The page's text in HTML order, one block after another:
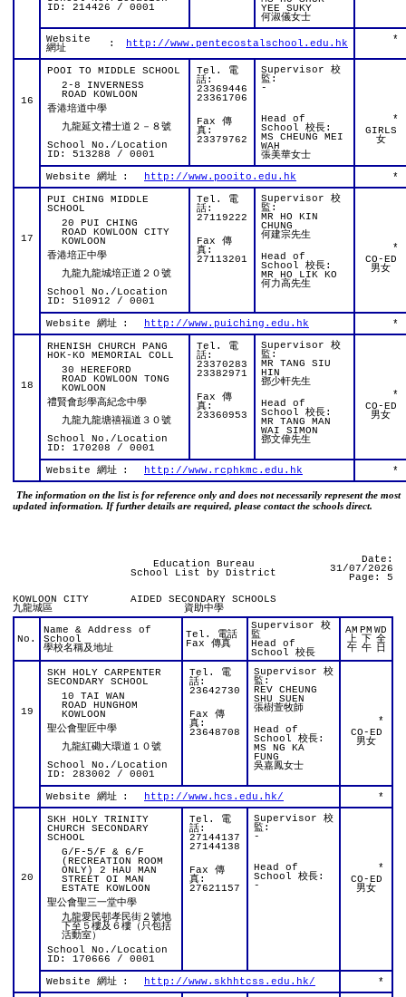
ID: 214426 / 0001
YEE SUKY
何淑儀女士
Website
網址
: http://www.pentecostalschool.edu.hk *
16
POOI TO MIDDLE SCHOOL
2-8 INVERNESS
ROAD KOWLOON
香港培道中學
九龍延文禮士道２－８號
School No./Location
ID: 513288 / 0001
Tel. 電
話:
23369446
23361706
Fax 傳
真:
23379762
Supervisor 校
監:
-
Head of
School 校長:
MS CHEUNG MEI
WAH
張美華女士
*
GIRLS
女
Website 網址 : http://www.pooito.edu.hk *
17
PUI CHING MIDDLE
SCHOOL
20 PUI CHING
ROAD KOWLOON CITY
KOWLOON
香港培正中學
九龍九龍城培正道２０號
School No./Location
ID: 510912 / 0001
Tel. 電
話:
27119222
Fax 傳
真:
27113201
Supervisor 校
監:
MR HO KIN
CHUNG
何建宗先生
Head of
School 校長:
MR HO LIK KO
何力高先生
*
CO-ED
男女
Website 網址 : http://www.puiching.edu.hk *
18
RHENISH CHURCH PANG
HOK-KO MEMORIAL COLL
30 HEREFORD
ROAD KOWLOON TONG
KOWLOON
禮賢會彭學高紀念中學
九龍九龍塘禧福道３０號
School No./Location
ID: 170208 / 0001
Tel. 電
話:
23370283
23382971
Fax 傳
真:
23360953
Supervisor 校
監:
MR TANG SIU
HIN
鄧少軒先生
Head of
School 校長:
MR TANG MAN
WAI SIMON
鄧文偉先生
*
CO-ED
男女
Website 網址 : http://www.rcphkmc.edu.hk *
The information on the list is for reference only and does not necessarily represent the most
updated information. If further details are required, please contact the schools direct.
Education Bureau
School List by District
Date:
31/07/2026
Page: 5
KOWLOON CITY
九龍城區
AIDED SECONDARY SCHOOLS
資助中學
No.
Name & Address of
School
學校名稱及地址
Tel. 電話
Fax 傳真
Supervisor 校
監
Head of
School 校長
AM
上
午
PM
下
午
WD
全
日
19
SKH HOLY CARPENTER
SECONDARY SCHOOL
10 TAI WAN
ROAD HUNGHOM
KOWLOON
聖公會聖匠中學
九龍紅磡大環道１０號
School No./Location
ID: 283002 / 0001
Tel. 電
話:
23642730
Fax 傳
真:
23648708
Supervisor 校
監:
REV CHEUNG
SHU SUEN
張樹萱牧師
Head of
School 校長:
MS NG KA
FUNG
吳嘉鳳女士
*
CO-ED
男女
Website 網址 : http://www.hcs.edu.hk/ *
20
SKH HOLY TRINITY
CHURCH SECONDARY
SCHOOL
G/F-5/F & 6/F
(RECREATION ROOM
ONLY) 2 HAU MAN
STREET OI MAN
ESTATE KOWLOON
聖公會聖三一堂中學
九龍愛民邨孝民街２號地
下至５樓及６樓（只包括
活動室）
School No./Location
ID: 170666 / 0001
Tel. 電
話:
27144137
27144138
Fax 傳
真:
27621157
Supervisor 校
監:
-
Head of
School 校長:
-
*
CO-ED
男女
Website 網址 : http://www.skhhtcss.edu.hk/ *